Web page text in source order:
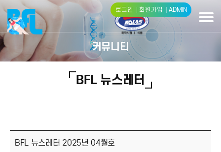
로그인 회원가입 ADMIN
커뮤니티
BFL 뉴스레터
BFL 뉴스레터 2025년 04월호